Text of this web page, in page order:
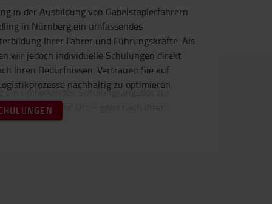
in der Ausbildung von Gabelstaplerfahrern
in Nürnberg ein umfassendes
Ihrer Fahrer und Führungskräfte. Als
wir jedoch individuelle Schulungen direkt
Ihren Bedürfnissen. Vertrauen Sie auf
nachhaltig zu optimieren.